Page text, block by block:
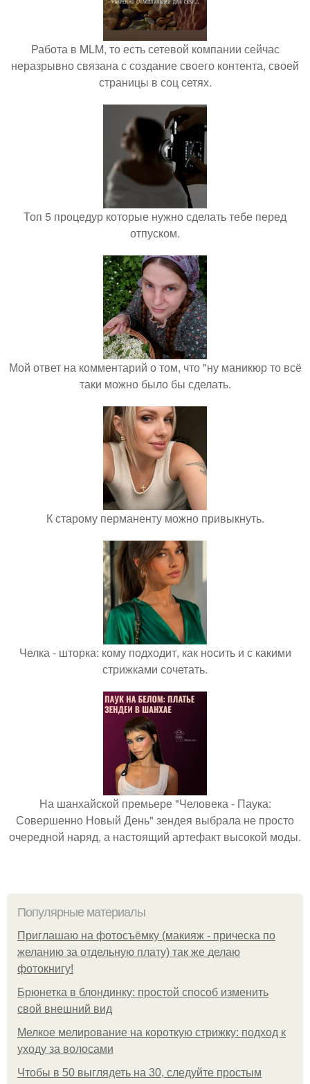
Работа в MLM, то есть сетевой компании сейчас
неразрывно связана с создание своего контента, своей
страницы в соц сетях.
Топ 5 процедур которые нужно сделать тебе перед
отпуском.
Мой ответ на комментарий о том, что "ну маникюр то всё
таки можно было бы сделать.
К старому перманенту можно привыкнуть.
Челка - шторка: кому подходит, как носить и с какими
стрижками сочетать.
На шанхайской премьере "Человека - Паука:
Совершенно Новый День" зендея выбрала не просто
очередной наряд, а настоящий артефакт высокой моды.
Популярные материалы
Приглашаю на фотосъёмку (макияж - прическа по
желанию за отдельную плату) так же делаю
фотокнигу!
Брюнетка в блондинку: простой способ изменить
свой внешний вид
Мелкое мелирование на короткую стрижку: подход к
уходу за волосами
Чтобы в 50 выглядеть на 30, следуйте простым